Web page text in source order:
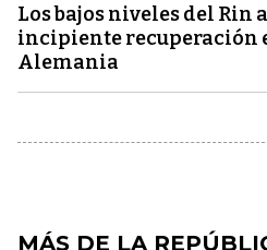
Los bajos niveles del Rin
incipiente recuperación
Alemania
MÁS DE LA